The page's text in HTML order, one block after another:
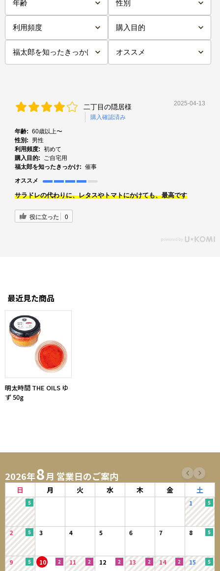
二丁目の隠居様
購入確認済み
2025-04-13
年齢: 60歳以上〜
性別:
男性
利用頻度: 初めて
購入目的:
ご自宅用
福太郎を知ったきっかけ: 催事
オススメ
サラドレの代わりに、レタスやトマトにかけても、最高です
役に立った 0
最近見た商品
明太時間 THE OILS ゆ
ず 50g
2026年8月 営業日のご案内
日 月 火 水 木 金 土
1
2 3 4 5 6 7 8
9 10 11 12 13 14 15